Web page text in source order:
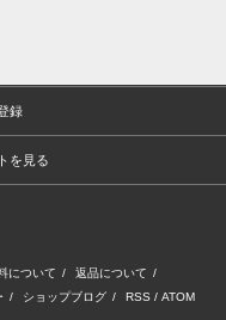
録
を見る
について / 返品について /
/ ショップブログ / RSS / ATOM